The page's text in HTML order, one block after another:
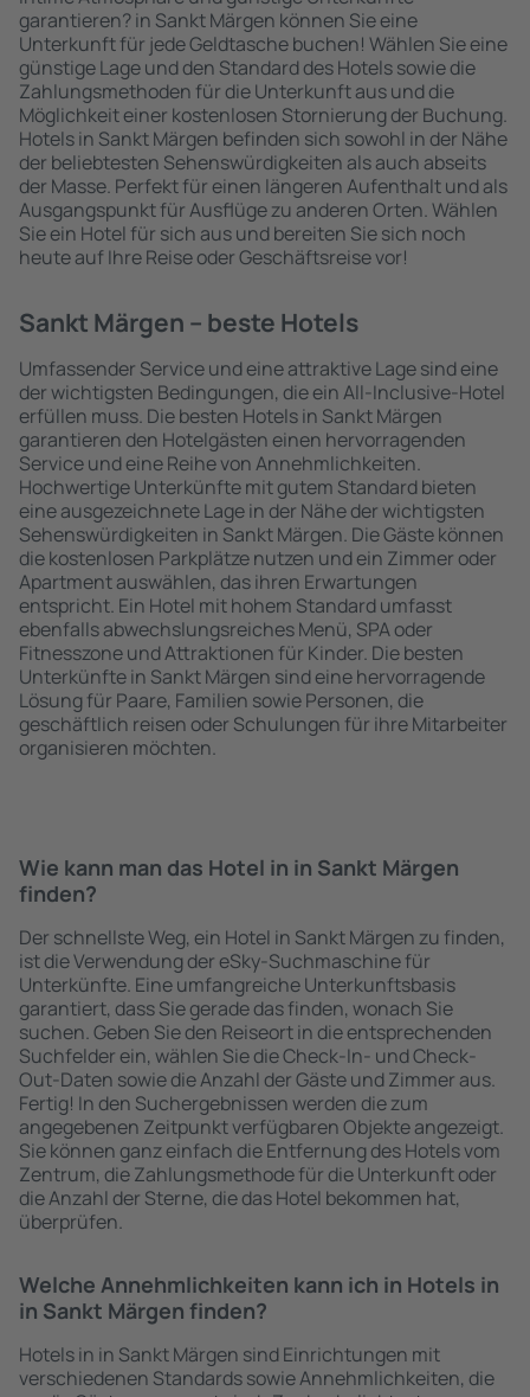
garantieren? in Sankt Märgen können Sie eine
Unterkunft für jede Geldtasche buchen! Wählen Sie eine
günstige Lage und den Standard des Hotels sowie die
Zahlungsmethoden für die Unterkunft aus und die
Möglichkeit einer kostenlosen Stornierung der Buchung.
Hotels in Sankt Märgen befinden sich sowohl in der Nähe
der beliebtesten Sehenswürdigkeiten als auch abseits
der Masse. Perfekt für einen längeren Aufenthalt und als
Ausgangspunkt für Ausflüge zu anderen Orten. Wählen
Sie ein Hotel für sich aus und bereiten Sie sich noch
heute auf Ihre Reise oder Geschäftsreise vor!
Sankt Märgen – beste Hotels
Umfassender Service und eine attraktive Lage sind eine
der wichtigsten Bedingungen, die ein All-Inclusive-Hotel
erfüllen muss. Die besten Hotels in Sankt Märgen
garantieren den Hotelgästen einen hervorragenden
Service und eine Reihe von Annehmlichkeiten.
Hochwertige Unterkünfte mit gutem Standard bieten
eine ausgezeichnete Lage in der Nähe der wichtigsten
Sehenswürdigkeiten in Sankt Märgen. Die Gäste können
die kostenlosen Parkplätze nutzen und ein Zimmer oder
Apartment auswählen, das ihren Erwartungen
entspricht. Ein Hotel mit hohem Standard umfasst
ebenfalls abwechslungsreiches Menü, SPA oder
Fitnesszone und Attraktionen für Kinder. Die besten
Unterkünfte in Sankt Märgen sind eine hervorragende
Lösung für Paare, Familien sowie Personen, die
geschäftlich reisen oder Schulungen für ihre Mitarbeiter
organisieren möchten.
Wie kann man das Hotel in in Sankt Märgen
finden?
Der schnellste Weg, ein Hotel in Sankt Märgen zu finden,
ist die Verwendung der eSky-Suchmaschine für
Unterkünfte. Eine umfangreiche Unterkunftsbasis
garantiert, dass Sie gerade das finden, wonach Sie
suchen. Geben Sie den Reiseort in die entsprechenden
Suchfelder ein, wählen Sie die Check-In- und Check-
Out-Daten sowie die Anzahl der Gäste und Zimmer aus.
Fertig! In den Suchergebnissen werden die zum
angegebenen Zeitpunkt verfügbaren Objekte angezeigt.
Sie können ganz einfach die Entfernung des Hotels vom
Zentrum, die Zahlungsmethode für die Unterkunft oder
die Anzahl der Sterne, die das Hotel bekommen hat,
überprüfen.
Welche Annehmlichkeiten kann ich in Hotels in
in Sankt Märgen finden?
Hotels in in Sankt Märgen sind Einrichtungen mit
verschiedenen Standards sowie Annehmlichkeiten, die